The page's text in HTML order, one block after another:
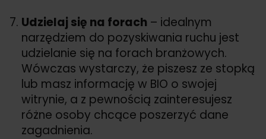
Udzielaj się na forach – idealnym
narzędziem do pozyskiwania ruchu jest
udzielanie się na forach branżowych.
Wówczas wystarczy, że piszesz ze stopką
lub masz informację w BIO o swojej
witrynie, a z pewnością zainteresujesz
różne osoby chcące poszerzyć dane
zagadnienia.